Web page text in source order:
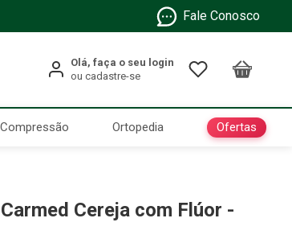
Fale Conosco
Compressão Ortopedia Ofertas
Cereja com Flúor -